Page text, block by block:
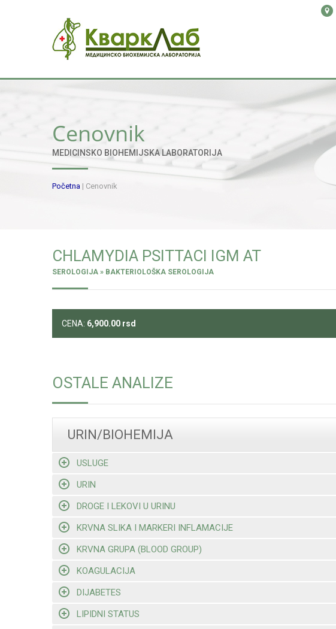
Cenovnik
MEDICINSKO BIOHEMIJSKA LABORATORIJA
Početna | Cenovnik
CHLAMYDIA PSITTACI IGM AT
SEROLOGIJA » BAKTERIOLOŠKA SEROLOGIJA
CENA: 6,900.00 rsd
OSTALE ANALIZE
URIN/BIOHEMIJA
USLUGE
URIN
DROGE I LEKOVI U URINU
KRVNA SLIKA I MARKERI INFLAMACIJE
KRVNA GRUPA (BLOOD GROUP)
KOAGULACIJA
DIJABETES
LIPIDNI STATUS